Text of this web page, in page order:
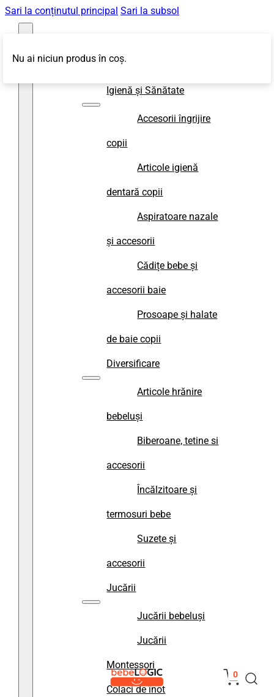
Sari la conținutul principal Sari la subsol
Igienă și Sănătate
Accesorii îngrijire
copii
Articole igienă
dentară copii
Aspiratoare nazale
și accesorii
Cădițe bebe și
accesorii baie
Prosoape și halate
de baie copii
Diversificare
Articole hrănire
bebeluși
Biberoane, tetine si
accesorii
Încălzitoare și
termosuri bebe
Suzete și
accesorii
Jucării
Jucării bebeluși
Jucării
Montessori
Colaci de înot
0
Nu ai niciun produs în coș.